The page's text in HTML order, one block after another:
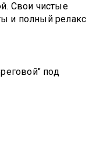
Свои чистые
и полный релакс
под